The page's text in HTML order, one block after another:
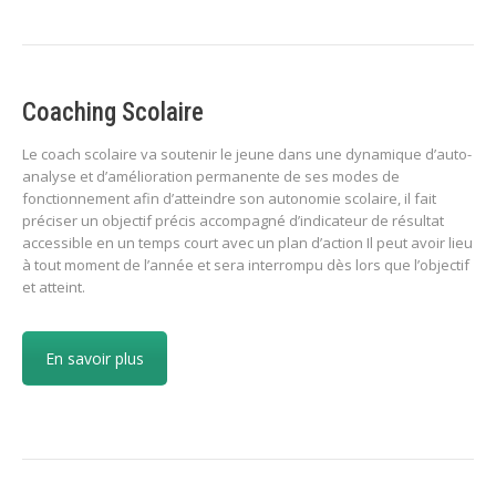
Coaching Scolaire
Le coach scolaire va soutenir le jeune dans une dynamique d’auto-
analyse et d’amélioration permanente de ses modes de
fonctionnement afin d’atteindre son autonomie scolaire, il fait
préciser un objectif précis accompagné d’indicateur de résultat
accessible en un temps court avec un plan d’action Il peut avoir lieu
à tout moment de l’année et sera interrompu dès lors que l’objectif
et atteint.
En savoir plus